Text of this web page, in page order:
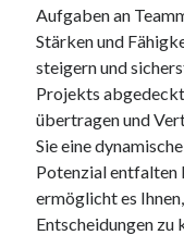
Aufgaben an
Stärken und
steigern und
Projekts
übertragen und
Sie eine
Potenzial entfalten
ermöglicht es
Entscheidungen zu